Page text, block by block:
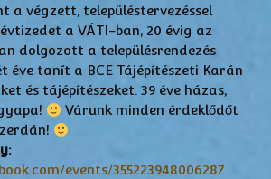
a végzett, településtervezéssel
a VÁTI-ban, 20 évig az
dolgozott a településrendezés
éve tanít a BCE Tájépítészeti Karán
és tájépítészeket. 39 éve házas,
Várunk minden érdeklődőt
events/355223948006287